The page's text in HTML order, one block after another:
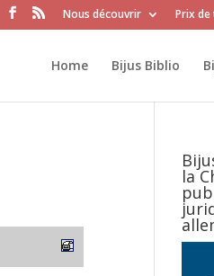
Nous découvrir Prix de
Home Bijus Biblio
la